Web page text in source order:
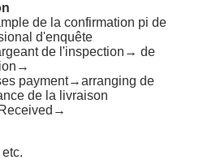
de la confirmation pi de
d'enquête
de l'inspection→ de
payment→arranging de
de la livraison